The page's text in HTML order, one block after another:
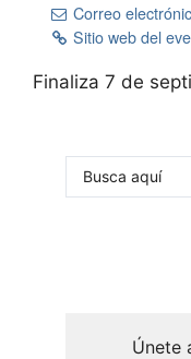
Correo
Sitio web del
Finaliza 7 de
Únete